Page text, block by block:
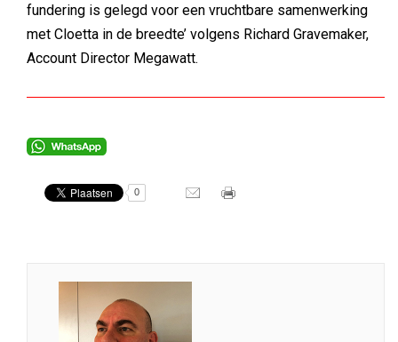
fundering is gelegd voor een vruchtbare samenwerking
met Cloetta in de breedte’ volgens Richard Gravemaker,
Account Director Megawatt.
0